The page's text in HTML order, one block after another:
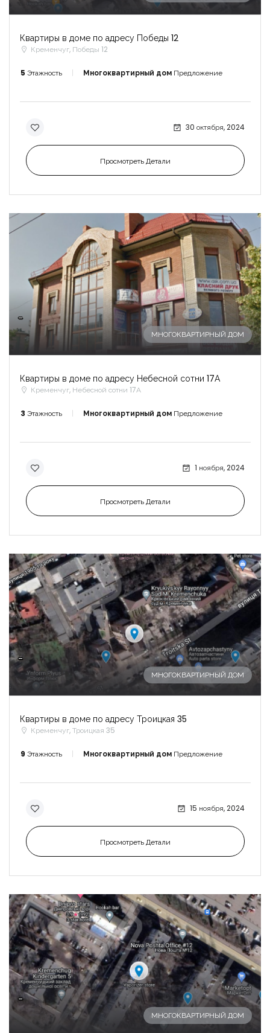
Квартиры в доме по адресу Победы 12
Кременчуг, Победы 12
5 Этажность Многоквартирный дом Предложение
30 октября, 2024
Просмотреть Детали
-
МНОГОКВАРТИРНЫЙ ДОМ
Квартиры в доме по адресу Небесной сотни 17А
Кременчуг, Небесной сотни 17А
3 Этажность Многоквартирный дом Предложение
1 ноября, 2024
Просмотреть Детали
-
МНОГОКВАРТИРНЫЙ ДОМ
Квартиры в доме по адресу Троицкая 35
Кременчуг, Троицкая 35
9 Этажность Многоквартирный дом Предложение
15 ноября, 2024
Просмотреть Детали
-
МНОГОКВАРТИРНЫЙ ДОМ